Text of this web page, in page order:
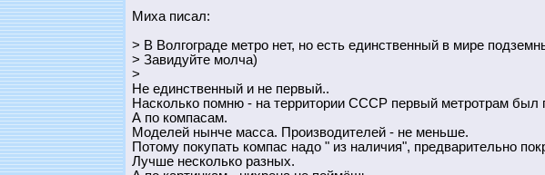
Миха писал:
> В Волгограде метро нет, но есть единственный в мире
> Завидуйте молча)
>
Не единственный и не первый..
Насколько помню - на территории СССР первый метротрам был
А по компасам.
Моделей нынче масса. Производителей - не меньше.
Потому покупать компас надо " из наличия", предварительно
Лучше несколько разных.